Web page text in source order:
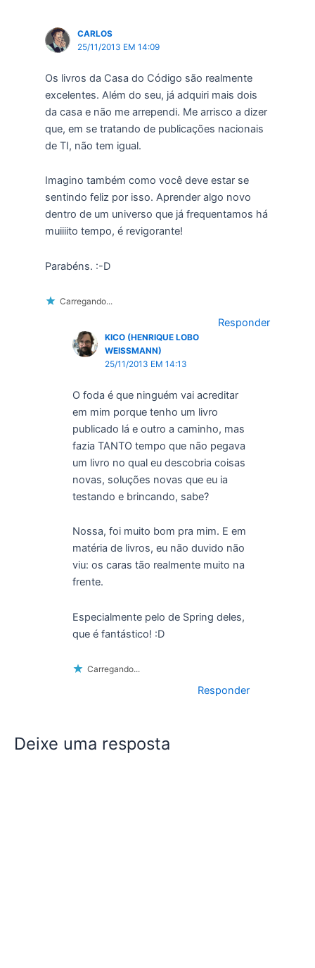
CARLOS
25/11/2013 EM 14:09
Os livros da Casa do Código são realmente
excelentes. Além do seu, já adquiri mais dois
da casa e não me arrependi. Me arrisco a dizer
que, em se tratando de publicações nacionais
de TI, não tem igual.
Imagino também como você deve estar se
sentindo feliz por isso. Aprender algo novo
dentro de um universo que já frequentamos há
muiiiito tempo, é revigorante!
Parabéns. :-D
Carregando...
Responder
KICO (HENRIQUE LOBO
WEISSMANN)
25/11/2013 EM 14:13
O foda é que ninguém vai acreditar
em mim porque tenho um livro
publicado lá e outro a caminho, mas
fazia TANTO tempo que não pegava
um livro no qual eu descobria coisas
novas, soluções novas que eu ia
testando e brincando, sabe?
Nossa, foi muito bom pra mim. E em
matéria de livros, eu não duvido não
viu: os caras tão realmente muito na
frente.
Especialmente pelo de Spring deles,
que é fantástico! :D
Carregando...
Responder
Deixe uma resposta